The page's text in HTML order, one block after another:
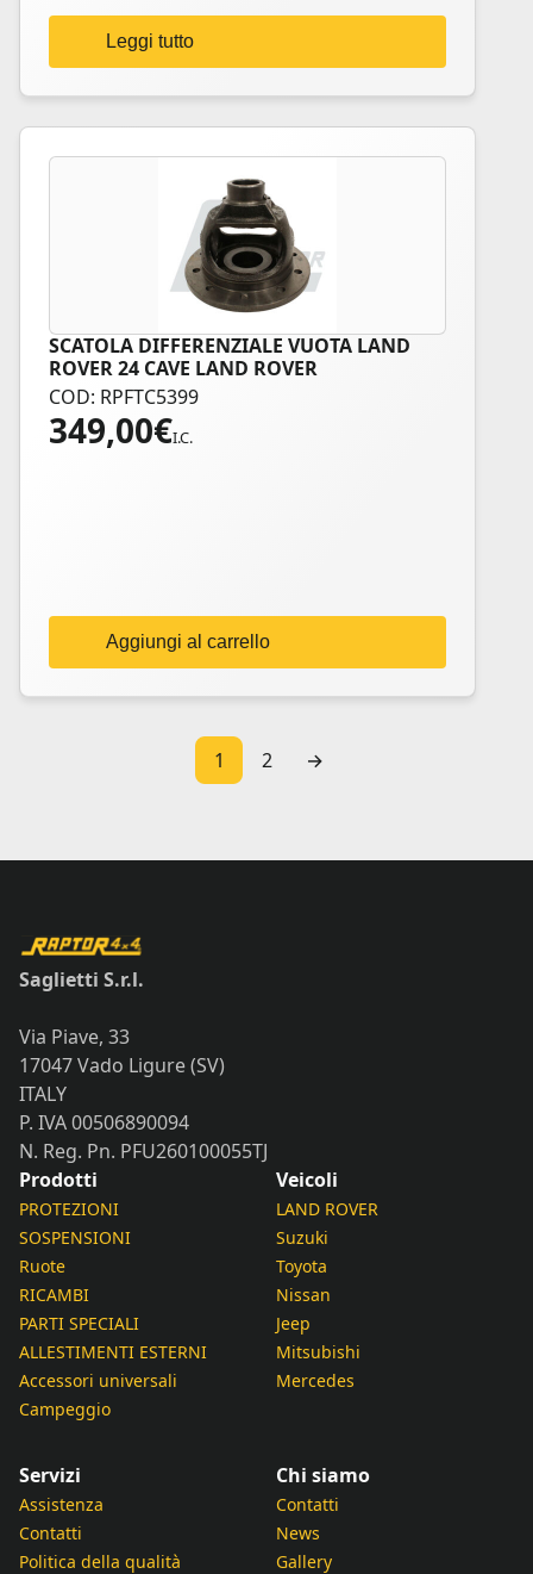
Leggi tutto
SCATOLA DIFFERENZIALE VUOTA LAND
ROVER 24 CAVE LAND ROVER
COD: RPFTC5399
349,00€I.C.
Aggiungi al carrello
1 2 →
Saglietti S.r.l.
Via Piave, 33
17047 Vado Ligure (SV)
ITALY
P. IVA 00506890094
N. Reg. Pn. PFU260100055TJ
Prodotti
PROTEZIONI
SOSPENSIONI
Ruote
RICAMBI
PARTI SPECIALI
ALLESTIMENTI ESTERNI
Accessori universali
Campeggio
Veicoli
LAND ROVER
Suzuki
Toyota
Nissan
Jeep
Mitsubishi
Mercedes
Servizi
Assistenza
Contatti
Politica della qualità
Chi siamo
Contatti
News
Gallery